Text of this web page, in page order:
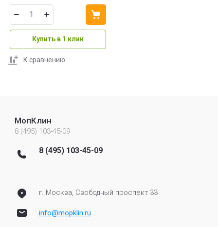
Купить в 1 клик
К сравнению
МопКлин
8 (495) 103-45-09
8 (495) 103-45-09
г. Москва, Свободный проспект 33
info@mopklin.ru